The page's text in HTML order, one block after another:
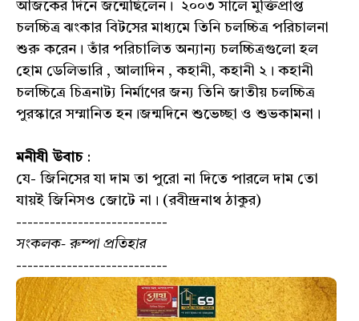
আজকের দিনে জন্মেছিলেন। ২০০৩ সালে মুক্তিপ্রাপ্ত
চলচ্চিত্র ঝংকার বিটসের মাধ্যমে তিনি চলচ্চিত্র পরিচালনা
শুরু করেন। তাঁর পরিচালিত অন্যান্য চলচ্চিত্রগুলো হল
হোম ডেলিভারি , আলাদিন , কহানী, কহানী ২। কহানী
চলচ্চিত্রে চিত্রনাট্য নির্মাণের জন্য তিনি জাতীয় চলচ্চিত্র
পুরস্কারে সম্মানিত হন।জন্মদিনে শুভেচ্ছা ও শুভকামনা।
মনীষী উবাচ:
যে- জিনিসের যা দাম তা পুরো না দিতে পারলে দাম তো
যায়ই জিনিসও জোটে না। (রবীন্দ্রনাথ ঠাকুর)
---------------------------
সংকলক- রুম্পা প্রতিহার
---------------------------